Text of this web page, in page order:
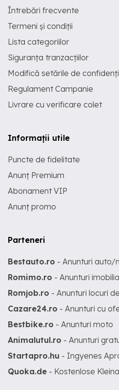
Întrebări frecvente
Termeni și condiții
Lista categoriilor
Siguranța tranzacțiilor
Modifică setările de
Regulament Campanie
Livrare cu verificare colet
Informații utile
Puncte de fidelitate
Anunț Premium
Abonament VIP
Anunț promo
Parteneri
Bestauto.ro - Anunturi auto/
Romimo.ro - Anunturi
Romjob.ro - Anunturi locuri
Cazare24.ro - Anunturi cu
Bestbike.ro - Anunturi moto
Animalutul.ro - Anunturi
Startapro.hu - Ingyenes
Quoka.de - Kostenlose